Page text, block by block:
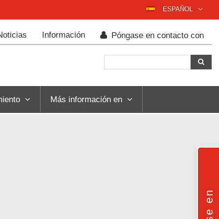
ESPAÑOL
POLSKI
FRANÇAIS
ITALIANO
한국어
Información Póngase en contacto con
Más información en